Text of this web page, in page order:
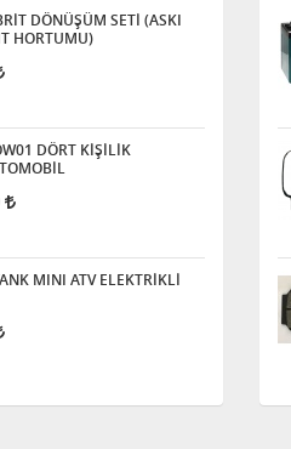
HORTUMU)
DÖRT KİŞİLİK
MINI ATV ELEKTRİKLİ